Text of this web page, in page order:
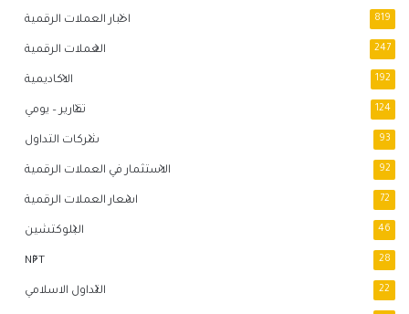
اخبار العملات الرقمية 819
العملات الرقمية 247
الاكاديمية 192
تقارير – يومي 124
شركات التداول 93
الاستثمار في العملات الرقمية 92
اسعار العملات الرقمية 72
البلوكتشين 46
NFT 28
التداول الاسلامي 22